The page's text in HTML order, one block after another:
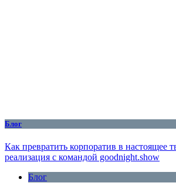
Блог
Как превратить корпоратив в настоящее
реализация с командой goodnight.show
Блог